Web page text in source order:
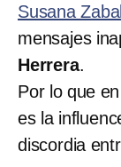
Susana
mensajes
Herrera.
Por lo que
es la
discordia